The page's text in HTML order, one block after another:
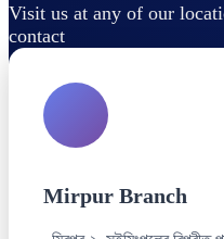
Visit us at any of our
contact
Mirpur Branch